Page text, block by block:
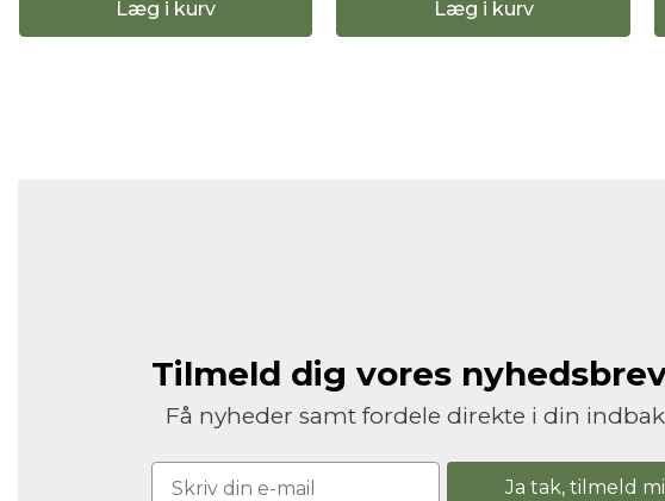
Læg i kurv Læg i kurv
Tilmeld dig vores
Få nyheder samt fordele direkte i din
Ja tak, tilmeld